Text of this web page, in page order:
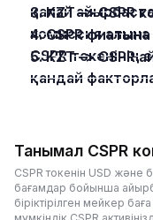
қалай
3. KZT –> CSPR конвертациясы үшін
комиссия алына
4. CSPR фиатына айырбастауға болатын
CSPR
5. KZT –> CSPR айырбастау бағамына
қандай
Танымал CSPR
CSPR токенін USD және
бағамдар бойынша
біріктірілген мейкер
мүмкіндік CSPR